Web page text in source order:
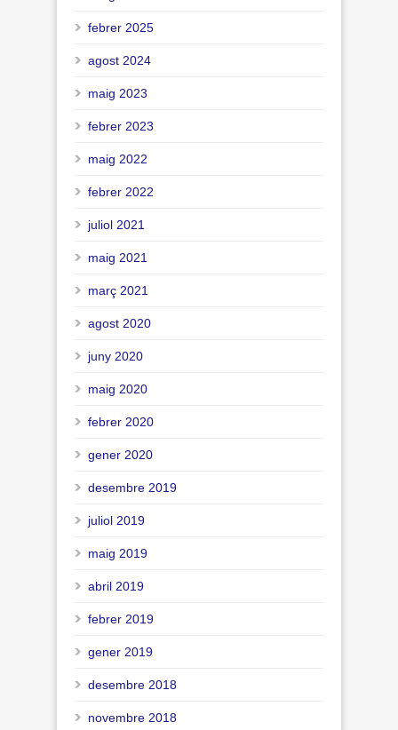
febrer 2025
agost 2024
maig 2023
febrer 2023
maig 2022
febrer 2022
juliol 2021
maig 2021
març 2021
agost 2020
juny 2020
maig 2020
febrer 2020
gener 2020
desembre 2019
juliol 2019
maig 2019
abril 2019
febrer 2019
gener 2019
desembre 2018
novembre 2018